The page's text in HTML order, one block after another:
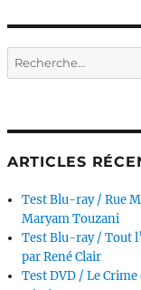
Recherche
pour :
ARTICLES
Test Blu-ray / Rue
Maryam Touzani
Test Blu-ray / Tout
par René Clair
Test DVD / Le Crime